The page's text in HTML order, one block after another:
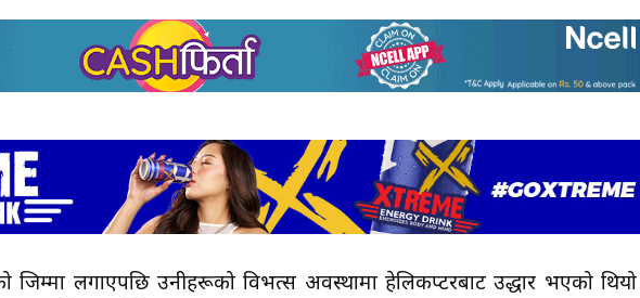
जिम्मा लगाएपछि उनीहरूको विभत्स अवस्थामा हेलिकप्टरबाट उद्धार भएको थियो